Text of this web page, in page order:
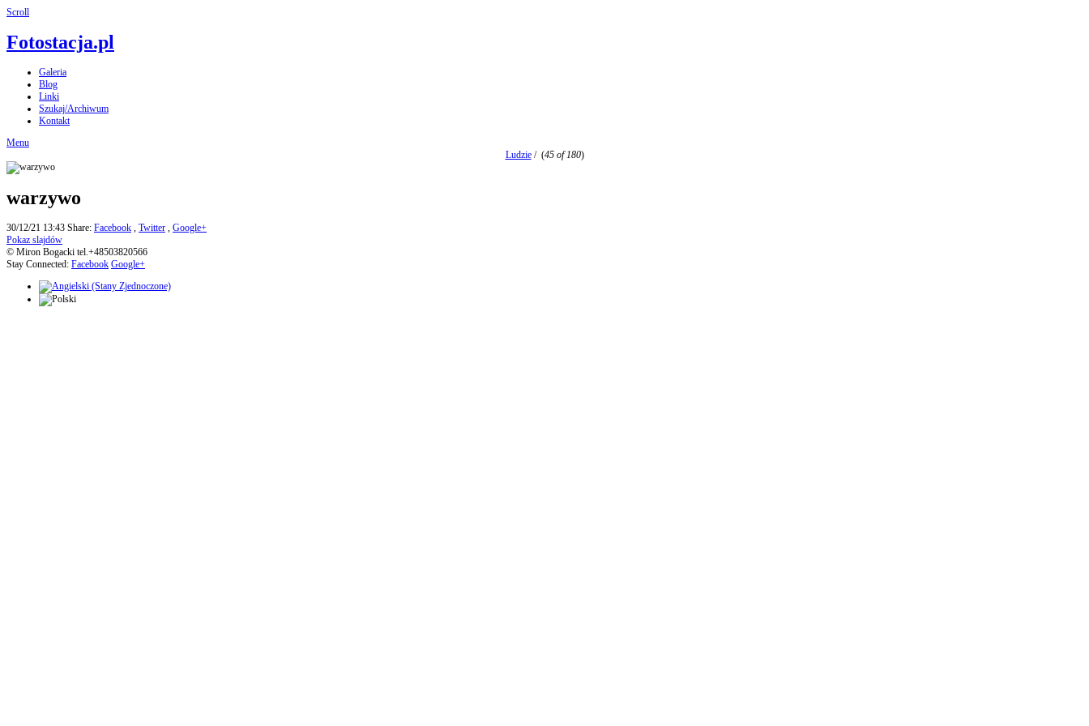
Scroll
Fotostacja.pl
Galeria
Blog
Linki
Szukaj/Archiwum
Kontakt
Menu
Ludzie/ (45 of 180)
warzywo
30/12/21 13:43 Share: Facebook , Twitter , Google+
Pokaz slajdów
© Miron Bogacki tel.+48503820566
Stay Connected: Facebook Google+